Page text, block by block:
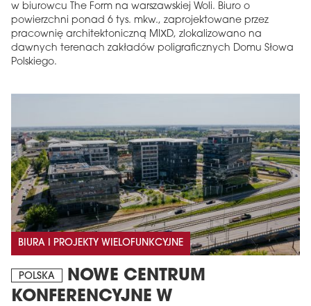
w biurowcu The Form na warszawskiej Woli. Biuro o
powierzchni ponad 6 tys. mkw., zaprojektowane przez
pracownię architektoniczną MIXD, zlokalizowano na
dawnych terenach zakładów poligraficznych Domu Słowa
Polskiego.
BIURA I PROJEKTY WIELOFUNKCYJNE
POLSKA
NOWE CENTRUM
KONFERENCYJNE W